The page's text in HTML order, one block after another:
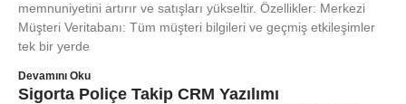
memnuniyetini artırır ve satışları yükseltir. Özellikler: Merkezi
Müşteri Veritabanı: Tüm müşteri bilgileri ve geçmiş etkileşimler
tek bir yerde
Devamını Oku
Sigorta Poliçe Takip CRM Yazılımı